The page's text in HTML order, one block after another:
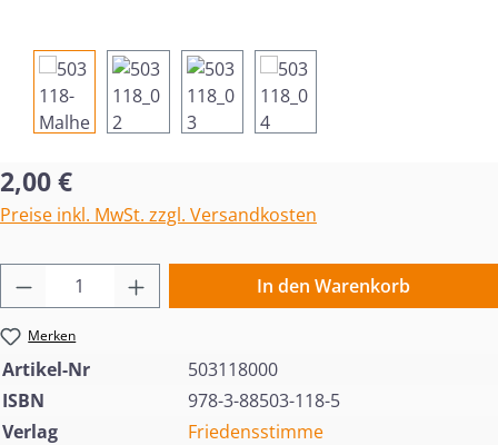
Regulärer Preis:
2,00 €
Preise inkl. MwSt. zzgl. Versandkosten
Produkt Anzahl: Gib den gewünschten
In den Warenkorb
Merken
Artikel-Nr
503118000
ISBN
978-3-88503-118-5
Verlag
Friedensstimme